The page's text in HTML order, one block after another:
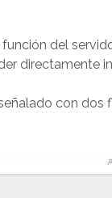
del
directamente
con dos